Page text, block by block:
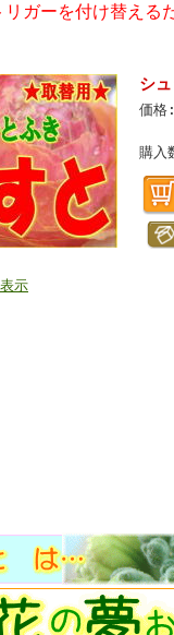
リガーを付け替える
示
シ
価格:
購入